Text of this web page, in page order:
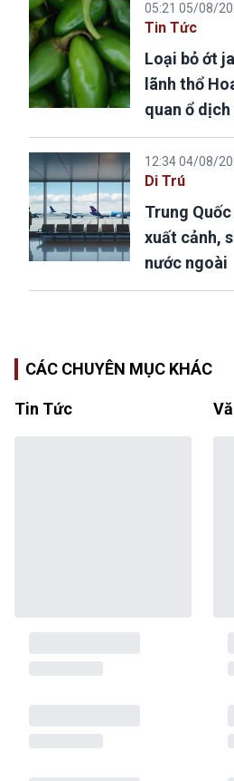
05:21 05/08/
Tin Tức
Loại bỏ ớt
lãnh thổ
quan ổ
12:34 04/08/
Di Trú
Trung
xuất cảnh,
nước ngoài
CÁC CHUYÊN MỤC KHÁC
Tin Tức